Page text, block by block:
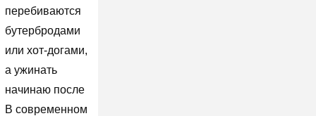
перебиваются
бутербродами
или хот-догами,
а ужинать
начинаю после
В современном